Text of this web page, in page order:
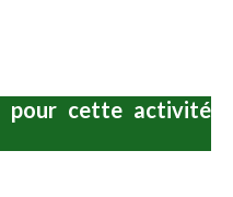
pour cette activité